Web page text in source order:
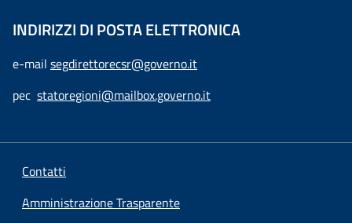
INDIRIZZI DI POSTA ELETTRONICA
e-mail segdirettorecsr@governo.it
pec statoregioni@mailbox.governo.it
Contatti
Amministrazione Trasparente